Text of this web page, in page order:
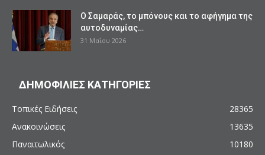
Ο Σαμαράς, το μπόνους και το αφήγημα της
αυτοδυναμίας…
31 Μαΐου 2026
ΔΗΜΟΦΙΛΙΕΣ ΚΑΤΗΓΟΡΙΕΣ
Τοπικές Ειδήσεις
28365
Ανακοινώσεις
13635
Παναιτωλικός
10180